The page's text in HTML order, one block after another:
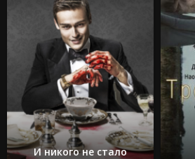
И никого не стало